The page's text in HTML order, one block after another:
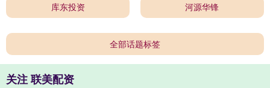
库东投资 河源华锋
全部话题标签
关注 联美配资